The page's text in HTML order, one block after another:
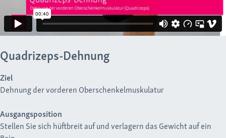
Quadrizeps-Dehnung
Ziel
Dehnung der vorderen Oberschenkelmuskulatur
Ausgangsposition
Stellen Sie sich hüftbreit auf und verlagern das Gewicht auf ein